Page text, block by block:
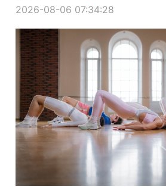
2026-08-06 07:34:28